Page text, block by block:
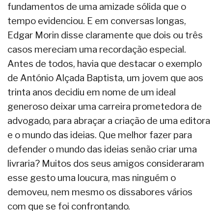
fundamentos de uma amizade sólida que o
tempo evidenciou. E em conversas longas,
Edgar Morin disse claramente que dois ou três
casos mereciam uma recordação especial.
Antes de todos, havia que destacar o exemplo
de António Alçada Baptista, um jovem que aos
trinta anos decidiu em nome de um ideal
generoso deixar uma carreira prometedora de
advogado, para abraçar a criação de uma editora
e o mundo das ideias. Que melhor fazer para
defender o mundo das ideias senão criar uma
livraria? Muitos dos seus amigos consideraram
esse gesto uma loucura, mas ninguém o
demoveu, nem mesmo os dissabores vários
com que se foi confrontando.